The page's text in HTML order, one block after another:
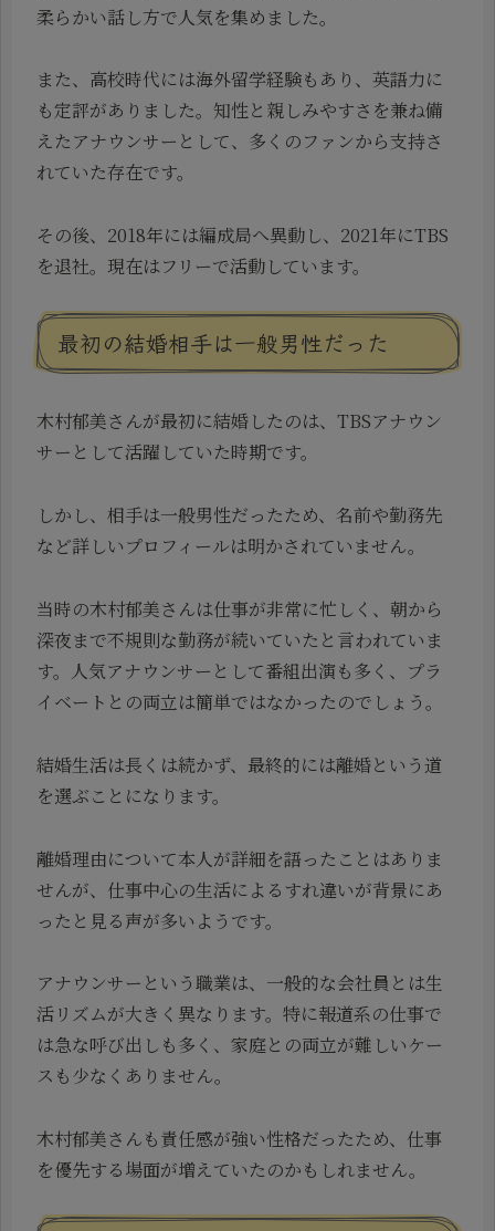
柔らかい話し方で人気を集めました。
また、高校時代には海外留学経験もあり、英語力に
も定評がありました。知性と親しみやすさを兼ね備
えたアナウンサーとして、多くのファンから支持さ
れていた存在です。
その後、2018年には編成局へ異動し、2021年にTBS
を退社。現在はフリーで活動しています。
最初の結婚相手は一般男性だった
木村郁美さんが最初に結婚したのは、TBSアナウン
サーとして活躍していた時期です。
しかし、相手は一般男性だったため、名前や勤務先
など詳しいプロフィールは明かされていません。
当時の木村郁美さんは仕事が非常に忙しく、朝から
深夜まで不規則な勤務が続いていたと言われていま
す。人気アナウンサーとして番組出演も多く、プラ
イベートとの両立は簡単ではなかったのでしょう。
結婚生活は長くは続かず、最終的には離婚という道
を選ぶことになります。
離婚理由について本人が詳細を語ったことはありま
せんが、仕事中心の生活によるすれ違いが背景にあ
ったと見る声が多いようです。
アナウンサーという職業は、一般的な会社員とは生
活リズムが大きく異なります。特に報道系の仕事で
は急な呼び出しも多く、家庭との両立が難しいケー
スも少なくありません。
木村郁美さんも責任感が強い性格だったため、仕事
を優先する場面が増えていたのかもしれません。